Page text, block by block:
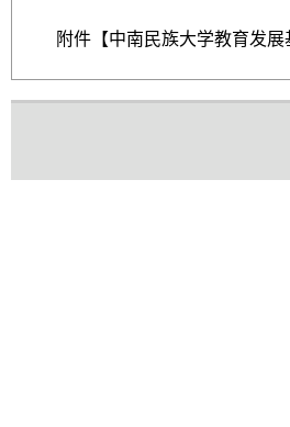
附件【中南民族大学教育发展